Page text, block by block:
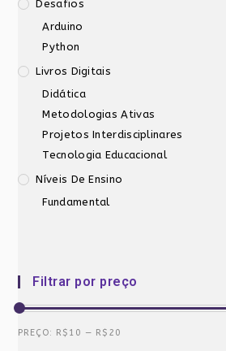
Desafios
Arduino
Python
Livros Digitais
Didática
Metodologias Ativas
Projetos Interdisciplinares
Tecnologia Educacional
Níveis De Ensino
Fundamental
Filtrar por preço
Preço
Preço
PREÇO: R$10 — R$20